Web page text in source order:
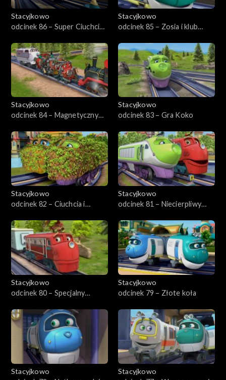
Stacyjkowo
odcinek 86 – Super Ciuchcia
Stacyjkowo
odcinek 85 – Zosia i klub
Stacyjkowo
odcinek 84 – Magnetyczny
Stacyjkowo
odcinek 83 – Gra Koko
Stacyjkowo
odcinek 82 – Ciuchcia i
Stacyjkowo
odcinek 81 – Niecierpliwy
Stacyjkowo
odcinek 80 – Specjalny
Stacyjkowo
odcinek 79 – Złote koła
Stacyjkowo
Stacyjkowo